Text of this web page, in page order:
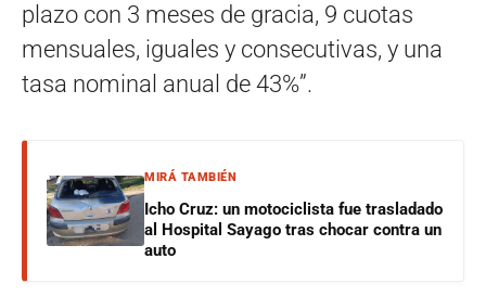
plazo con 3 meses de gracia, 9 cuotas
mensuales, iguales y consecutivas, y una
tasa nominal anual de 43%”.
MIRÁ TAMBIÉN
Icho Cruz: un motociclista fue trasladado
al Hospital Sayago tras chocar contra un
auto